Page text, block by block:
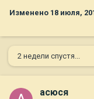
Изменено 18 июля,
2 недели спустя...
асюся